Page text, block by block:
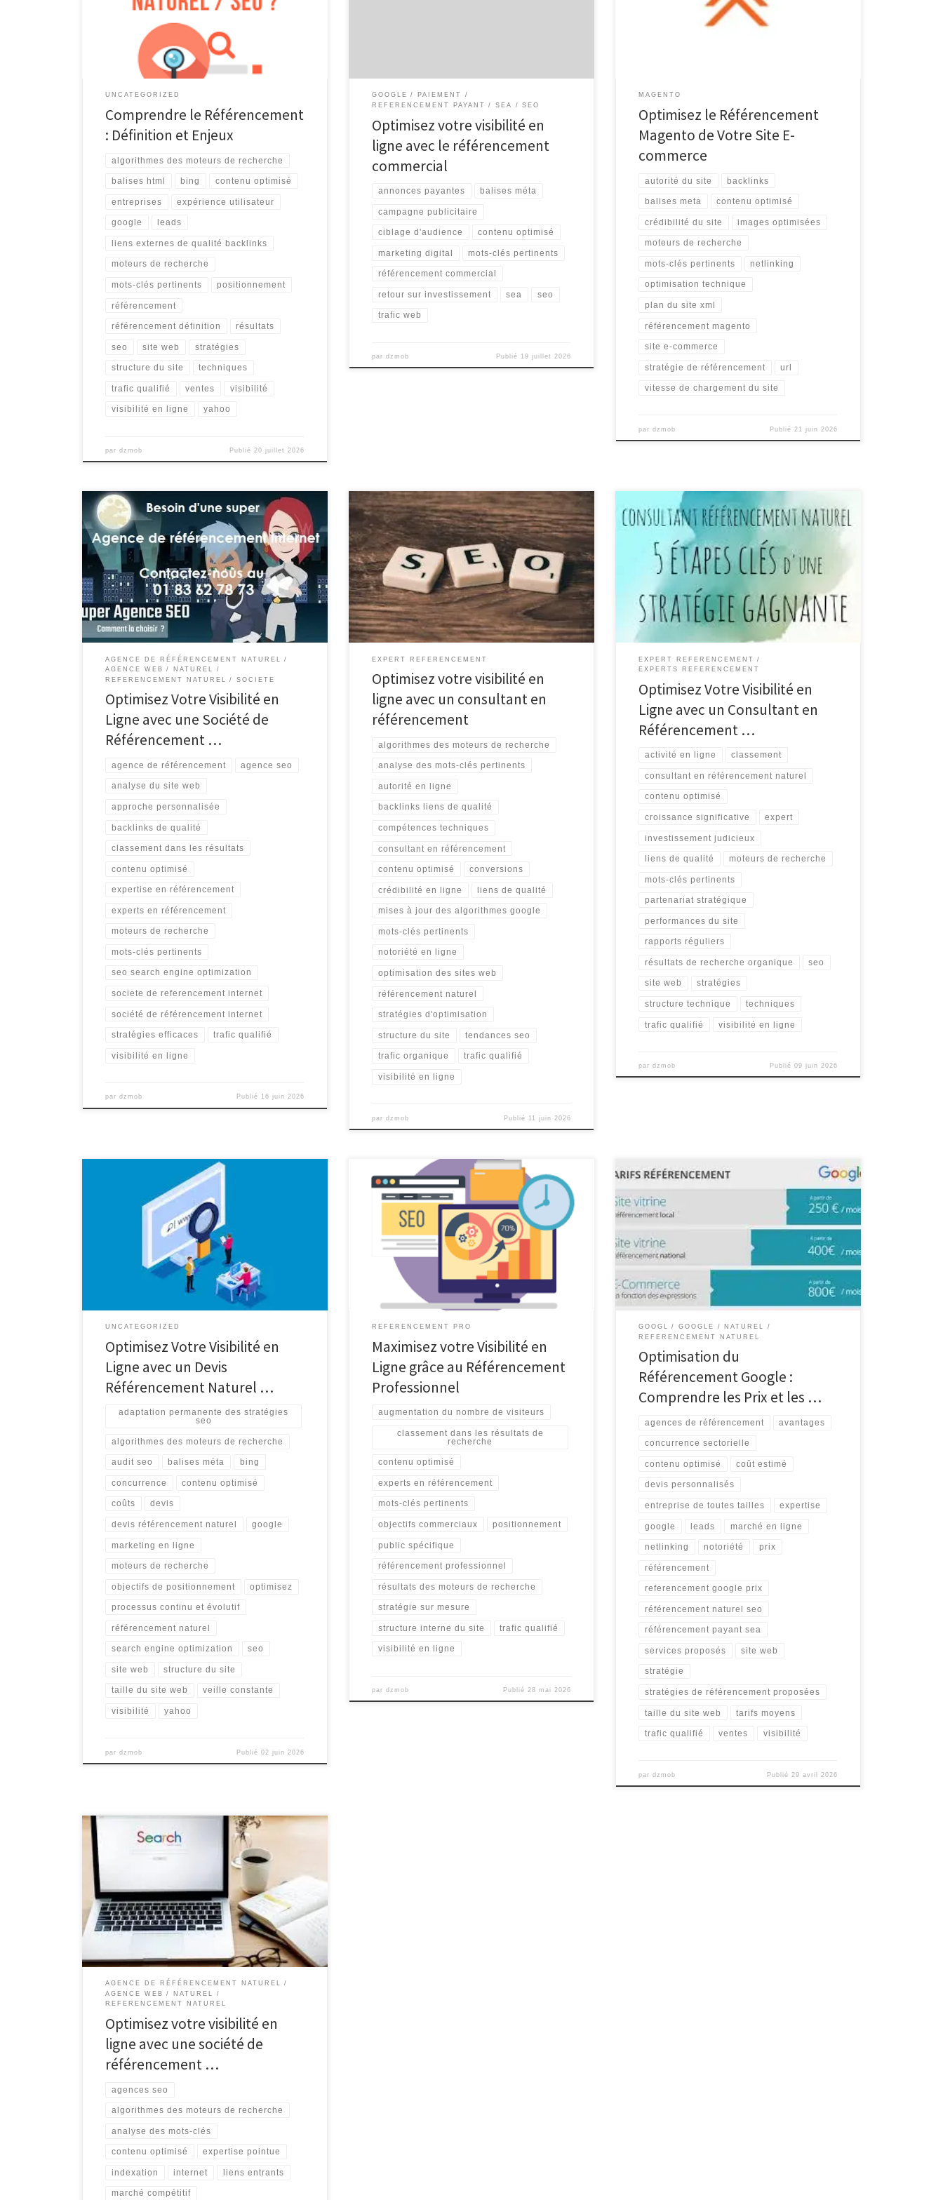
SEO (Search Engine Optimization), est l’ensemble des
et le positionnement d’un site web dans les résultats
des moteurs de recherche tels que […]
UNCATEGORIZED
Comprendre le Référencement
: Définition et Enjeux
algorithmes des moteurs de recherche
balises html bing contenu optimisé
entreprises expérience utilisateur
google leads
liens externes de qualité backlinks
moteurs de recherche
mots-clés pertinents positionnement
référencement
référencement définition résultats
seo site web stratégies
structure du site techniques
trafic qualifié ventes visibilité
visibilité en ligne yahoo
pardzmob Publié 20 juillet 2026
GOOGLE
PAIEMENT
REFERENCEMENT PAYANT
SEA SEO
Optimisez votre visibilité en
ligne avec le référencement
commercial
annonces payantes balises méta
campagne publicitaire
ciblage d'audience contenu optimisé
marketing digital mots-clés pertinents
référencement commercial
retour sur investissement sea seo
trafic web
pardzmob Publié 19 juillet 2026
commerce est crucial pour attirer du trafic organique
et augmenter les ventes en ligne. Lorsque vous utilisez
la plateforme Magento pour votre boutique en ligne, il
MAGENTO
Optimisez le Référencement
Magento de Votre Site E-
commerce
autorité du site backlinks
balises meta contenu optimisé
crédibilité du site images optimisées
moteurs de recherche
mots-clés pertinents netlinking
optimisation technique
plan du site xml
référencement magento
site e-commerce
stratégie de référencement url
vitesse de chargement du site
pardzmob Publié 21 juin 2026
La Société de Référencement Internet : Votre Allié
pour une Visibilité Optimale en Ligne De nos jours,
être présent sur Internet est essentiel pour toute
entreprise qui souhaite se démarquer dans un marché
de plus en plus concurrentiel. Cependant, il ne suffit
pas d’avoir un site web ; il est […]
AGENCE DE RÉFÉRENCEMENT NATUREL
AGENCE WEB
NATUREL
REFERENCEMENT NATUREL
SOCIETE
Optimisez Votre Visibilité en
Ligne avec une Société de
Référencement …
agence de référencement agence seo
analyse du site web
approche personnalisée
backlinks de qualité
classement dans les résultats
contenu optimisé
expertise en référencement
experts en référencement
moteurs de recherche
mots-clés pertinents
seo search engine optimization
societe de referencement internet
société de référencement internet
stratégies efficaces trafic qualifié
visibilité en ligne
pardzmob Publié 16 juin 2026
Le rôle essentiel du consultant en référencement pour
améliorer la visibilité en ligne De nos jours, être
présent sur Internet est crucial pour toute entreprise
qui souhaite se démarquer dans un marché de plus en
plus concurrentiel. C’est là qu’intervient le consultant
en référencement, un expert spécialisé dans
l’optimisation des […]
EXPERT REFERENCEMENT
Optimisez votre visibilité en
ligne avec un consultant en
référencement
algorithmes des moteurs de recherche
analyse des mots-clés pertinents
autorité en ligne
backlinks liens de qualité
compétences techniques
consultant en référencement
contenu optimisé conversions
crédibilité en ligne liens de qualité
mises à jour des algorithmes google
mots-clés pertinents
notoriété en ligne
optimisation des sites web
référencement naturel
stratégies d'optimisation
structure du site tendances seo
trafic organique trafic qualifié
visibilité en ligne
pardzmob Publié 11 juin 2026
Le rôle essentiel d’un consultant en référencement
naturel pour votre site web Le référencement naturel,
également connu sous le nom de SEO (Search Engine
Optimization), est un aspect crucial pour toute
entreprise qui souhaite améliorer sa visibilité en ligne
et attirer un trafic qualifié sur son site web. C’est là […]
EXPERT REFERENCEMENT
EXPERTS REFERENCEMENT
Optimisez Votre Visibilité en
Ligne avec un Consultant en
Référencement …
activité en ligne classement
consultant en référencement naturel
contenu optimisé
croissance significative expert
investissement judicieux
liens de qualité moteurs de recherche
mots-clés pertinents
partenariat stratégique
performances du site
rapports réguliers
résultats de recherche organique seo
site web stratégies
structure technique techniques
trafic qualifié visibilité en ligne
pardzmob Publié 09 juin 2026
Devis Référencement Naturel : Optimisez la Visibilité
de Votre Site Web Le référencement naturel,
également connu sous le nom de SEO (Search Engine
Optimization), est un élément essentiel pour toute
stratégie de marketing en ligne. En effet, il permet
d’optimiser la visibilité d’un site web sur les moteurs
de recherche […]
UNCATEGORIZED
Optimisez Votre Visibilité en
Ligne avec un Devis
Référencement Naturel …
adaptation permanente des stratégies
seo
algorithmes des moteurs de recherche
audit seo balises méta bing
concurrence contenu optimisé
coûts devis
devis référencement naturel google
marketing en ligne
moteurs de recherche
objectifs de positionnement optimisez
processus continu et évolutif
référencement naturel
search engine optimization seo
site web structure du site
taille du site web veille constante
visibilité yahoo
pardzmob Publié 02 juin 2026
Référencement Professionnel : Maximisez la Visibilité
de Votre Entreprise en Ligne Le référencement
professionnel est une stratégie incontournable pour
toute entreprise cherchant à accroître sa visibilité en
ligne et à attirer un trafic qualifié sur son site web. En
effet, être bien positionné dans les résultats des
moteurs de recherche […]
REFERENCEMENT PRO
Maximisez votre Visibilité en
Ligne grâce au Référencement
Professionnel
augmentation du nombre de visiteurs
classement dans les résultats de
recherche
contenu optimisé
experts en référencement
mots-clés pertinents
objectifs commerciaux positionnement
public spécifique
référencement professionnel
résultats des moteurs de recherche
stratégie sur mesure
structure interne du site trafic qualifié
visibilité en ligne
pardzmob Publié 28 mai 2026
Référencement Google : Comprendre les Prix et les
Avantages Le référencement sur Google est un
élément essentiel pour toute entreprise cherchant à
améliorer sa visibilité en ligne. Mais combien cela
coûte-t-il vraiment ? Les prix du référencement
Google peuvent varier en fonction de plusieurs
facteurs, tels que la taille du […]
GOOGL GOOGLE
NATUREL
REFERENCEMENT NATUREL
Optimisation du
Référencement Google :
Comprendre les Prix et les …
agences de référencement avantages
concurrence sectorielle
contenu optimisé coût estimé
devis personnalisés
entreprise de toutes tailles expertise
google leads marché en ligne
netlinking notoriété prix
référencement
referencement google prix
référencement naturel seo
référencement payant sea
services proposés site web
stratégie
stratégies de référencement proposées
taille du site web tarifs moyens
trafic qualifié ventes visibilité
pardzmob Publié 29 avril 2026
Article sur les sociétés de référencement Les sociétés
de référencement : des partenaires essentiels pour
votre visibilité en ligne De nos jours, être présent sur
Internet est crucial pour toute entreprise souhaitant se
démarquer dans un marché de plus en plus compétitif.
C’est là qu’interviennent les sociétés de
référencement, également […]
AGENCE DE RÉFÉRENCEMENT NATUREL
AGENCE WEB
NATUREL
REFERENCEMENT NATUREL
Optimisez votre visibilité en
ligne avec une société de
référencement …
agences seo
algorithmes des moteurs de recherche
analyse des mots-clés
contenu optimisé expertise pointue
indexation internet liens entrants
marché compétitif